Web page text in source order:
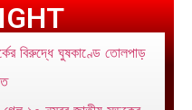
বিরুদ্ধে ঘুষকাণ্ডে তোলপাড়